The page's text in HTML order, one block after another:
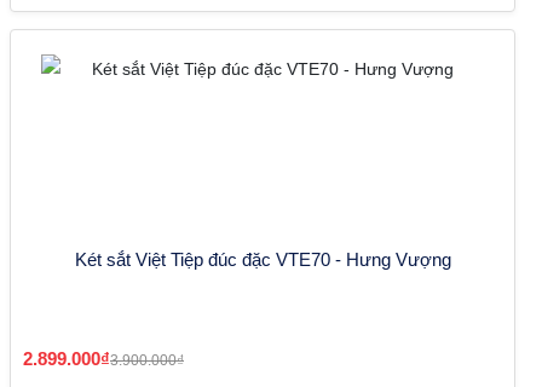
Két sắt Việt Tiệp đúc đặc VTE70 - Hưng Vượng
2.899.000₫3.900.000₫